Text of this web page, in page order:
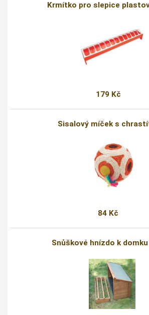
Krmítko pro slepice
179 Kč
Sisalový míček s
84 Kč
Snůškové hnízdo k